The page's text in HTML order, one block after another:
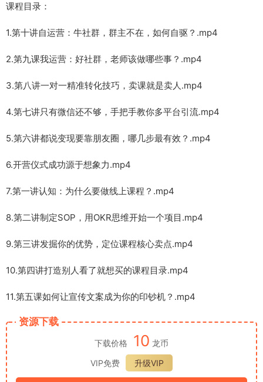
课程目录：
1.第十讲自运营：牛社群，群主不在，如何自驱？.mp4
2.第九课我运营：好社群，老师该做哪些事？.mp4
3.第八讲一对一精准转化技巧，卖课就是卖人.mp4
4.第七讲只有微信还不够，手把手教你多平台引流.mp4
5.第六讲都说变现要靠朋友圈，哪几步最有效？.mp4
6.开营仪式成功源于想象力.mp4
7.第一讲认知：为什么要做线上课程？.mp4
8.第二讲制定SOP，用OKR思维开始一个项目.mp4
9.第三讲发掘你的优势，定位课程核心卖点.mp4
10.第四讲打造别人看了就想买的课程目录.mp4
11.第五课如何让宣传文案成为你的印钞机？.mp4
资源下载
下载价格 10 龙币
VIP免费
升级VIP